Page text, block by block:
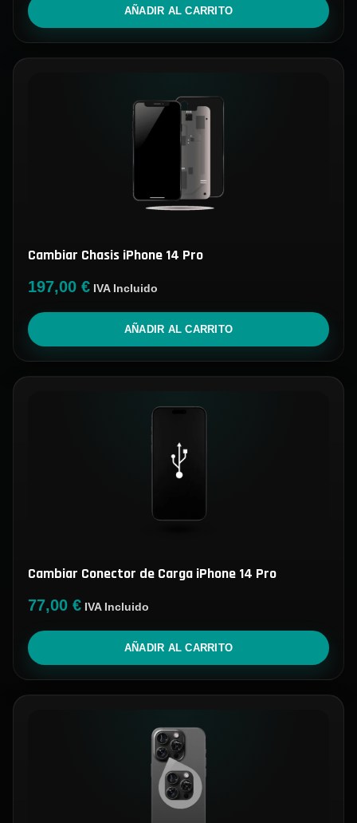
AÑADIR AL CARRITO
Cambiar Chasis iPhone 14 Pro
197,00 € IVA Incluido
AÑADIR AL CARRITO
Cambiar Conector de Carga iPhone 14 Pro
77,00 € IVA Incluido
AÑADIR AL CARRITO